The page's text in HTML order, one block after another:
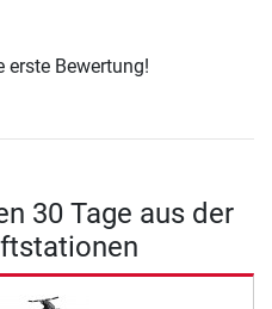
erste Bewertung!
30 Tage aus der